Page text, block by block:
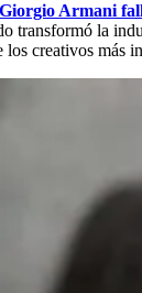
Armani
transformó la
los creativos más